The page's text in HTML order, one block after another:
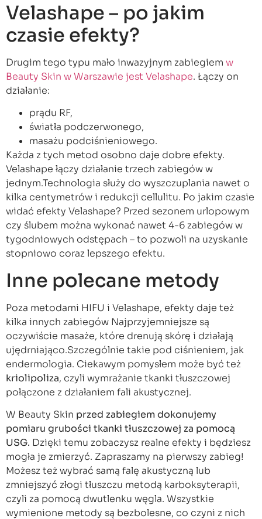
Velashape – po jakim
czasie efekty?
Drugim tego typu mało inwazyjnym zabiegiem w
Beauty Skin w Warszawie jest Velashape. Łączy on
działanie:
prądu RF,
światła podczerwonego,
masażu podciśnieniowego.
Każda z tych metod osobno daje dobre efekty.
Velashape łączy działanie trzech zabiegów w
jednym.Technologia służy do wyszczuplania nawet o
kilka centymetrów i redukcji cellulitu. Po jakim czasie
widać efekty Velashape? Przed sezonem urlopowym
czy ślubem można wykonać nawet 4-6 zabiegów w
tygodniowych odstępach – to pozwoli na uzyskanie
stopniowo coraz lepszego efektu.
Inne polecane metody
Poza metodami HIFU i Velashape, efekty daje też
kilka innych zabiegów Najprzyjemniejsze są
oczywiście masaże, które drenują skórę i działają
ujędrniająco.Szczególnie takie pod ciśnieniem, jak
endermologia. Ciekawym pomysłem może być też
kriolipoliza, czyli wymrażanie tkanki tłuszczowej
połączone z działaniem fali akustycznej.
W Beauty Skin przed zabiegiem dokonujemy
pomiaru grubości tkanki tłuszczowej za pomocą
USG. Dzięki temu zobaczysz realne efekty i będziesz
mogła je zmierzyć. Zapraszamy na pierwszy zabieg!
Możesz też wybrać samą falę akustyczną lub
zmniejszyć złogi tłuszczu metodą karboksyterapii,
czyli za pomocą dwutlenku węgla. Wszystkie
wymienione metody są bezbolesne, co czyni z nich